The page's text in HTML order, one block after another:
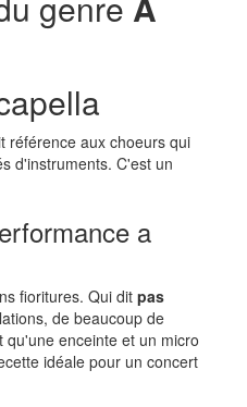
référence aux choeurs qui
d'instruments. C'est un
a
fioritures. Qui dit pas
de beaucoup de
enceinte et un micro
idéale pour un concert